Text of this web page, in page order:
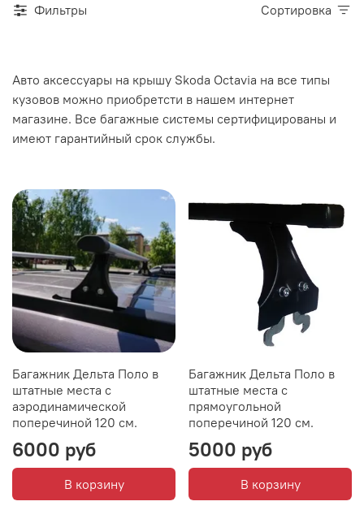
Фильтры Сортировка
Авто аксессуары на крышу Skoda Octavia на все типы
кузовов можно приобретсти в нашем интернет
магазине. Все багажные системы сертифицированы и
имеют гарантийный срок службы.
Багажник Дельта Поло в
штатные места с
аэродинамической
поперечиной 120 см.
6000 руб
В корзину
Багажник Дельта Поло в
штатные места с
прямоугольной
поперечиной 120 см.
5000 руб
В корзину